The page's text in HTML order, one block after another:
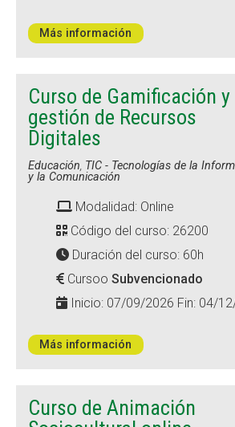
Más información
Curso de Gamificación y
gestión de Recursos
Digitales
Educación, TIC - Tecnologías de la
y la Comunicación
Modalidad: Online
Código del curso: 26200
Duración del curso: 60h
Cursoo Subvencionado
Inicio: 07/09/2026 Fin: 04/
Más información
Curso de Animación